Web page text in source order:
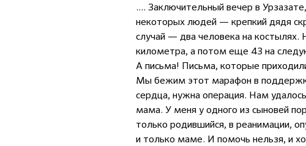
.... Заключительный вечер в
некоторых людей — крепкий дядя
случай — два человека на
километра, а потом еще 43 на
А письма! Письма, которые
Мы бежим этот марафон в
сердца, нужна операция. Нам
мама. У меня у одного из сыновей
только родившийся, в реанимации,
и только маме. И помочь нельзя, и